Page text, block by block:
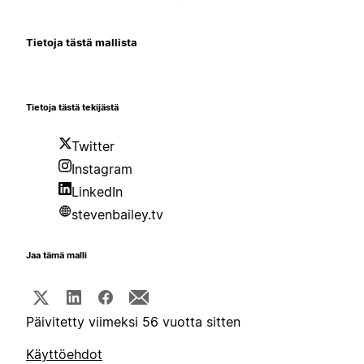
Tietoja tästä mallista
Tietoja tästä tekijästä
Twitter
Instagram
LinkedIn
stevenbailey.tv
Jaa tämä malli
Päivitetty viimeksi 56 vuotta sitten
Käyttöehdot